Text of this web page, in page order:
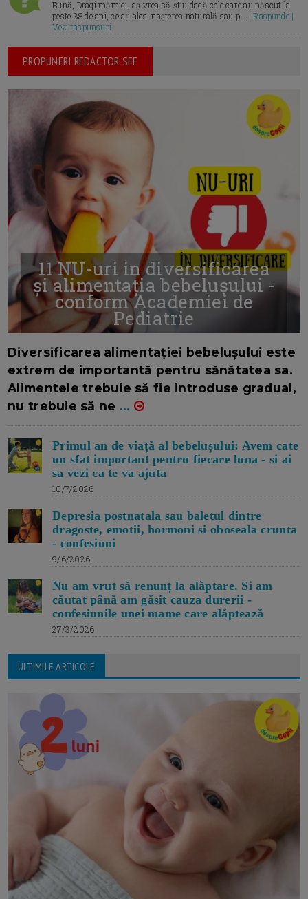
Bună, Dragi mămici, aș vrea să știu dacă cele care au născut la
peste 38 de ani, ce ați ales: nașterea naturală sau p... |Raspunde |
Vezi raspunsuri
PROPUNERI REDACTOR SEF
11 NU-uri in diversificarea
și alimentația bebelușului -
conform Academiei de
Pediatrie
Diversificarea alimentației bebelușului este
extrem de importantă pentru sănătatea sa.
Alimentele trebuie să fie introduse gradual,
nu trebuie să ne ...
Primul an de viață al bebelușului: Avem cate
un sfat important pentru fiecare luna - si ai
sa vezi ca te va ajuta
10/7/2026
Depresia postnatala sau baletul dintre
dragoste, emotii, hormoni si oboseala crunta
- confesiuni
9/6/2026
Nu am vrut să renunț la alăptare. Si am
căutat până am găsit cauza durerii -
confesiunile unei mame care alăptează
27/3/2026
ULTIMILE ARTICOLE